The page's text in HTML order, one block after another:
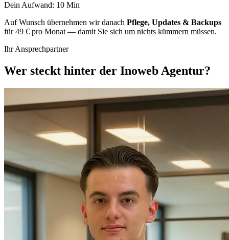
Dein Aufwand: 10 Min
Auf Wunsch übernehmen wir danach Pflege, Updates & Backups
für 49 € pro Monat — damit Sie sich um nichts kümmern müssen.
Ihr Ansprechpartner
Wer steckt hinter der Inoweb Agentur?